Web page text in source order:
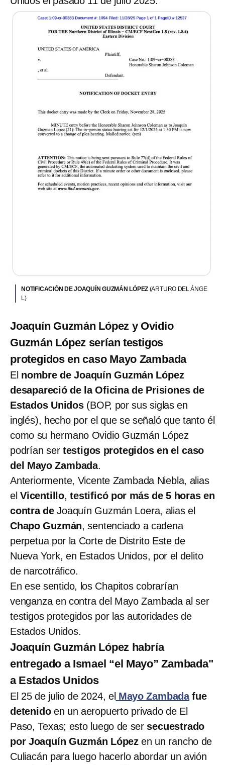
NOTIFICACIÓN DE JOAQUÍN GUZMÁN LÓPEZ (ARTURO DEL ÁNGE
L)
Joaquín Guzmán López y Ovidio
Guzmán López serían testigos
protegidos en caso Mayo Zambada
El nombre de Joaquín Guzmán López
desapareció de la Oficina de Prisiones de
Estados Unidos(BOP, por sus siglas en
inglés), hecho por el que se señaló que tanto él
como su hermano Ovidio Guzmán López
podrían ser testigos protegidos en el caso
del Mayo Zambada.
Anteriormente, Vicente Zambada Niebla, alias
el Vicentillo, testificó por más de 5 horas en
contra deJoaquín Guzmán Loera, alias el
Chapo Guzmán, sentenciado a cadena
perpetua por la Corte de Distrito Este de
Nueva York, en Estados Unidos, por el delito
de narcotráfico.
En ese sentido, los Chapitos cobrarían
venganza en contra del Mayo Zambada al ser
testigos protegidos por las autoridades de
Estados Unidos.
Joaquín Guzmán López habría
entregado a Ismael “el Mayo” Zambada"
a Estados Unidos
El 25 de julio de 2024, el Mayo Zambadafue
detenidoen un aeropuerto privado de El
Paso, Texas; esto luego de ser secuestrado
por Joaquín Guzmán Lópezen un rancho de
Culiacán para luego hacerlo abordar un avión